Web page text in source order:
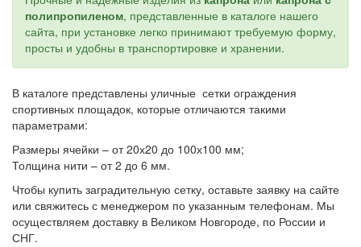
полипропиленом, представленные в каталоге нашего
сайта, при установке легко принимают требуемую форму,
просты и удобны в транспортировке и хранении.
В каталоге представлены уличные сетки ограждения
спортивных площадок, которые отличаются такими
параметрами:
Размеры ячейки – от 20х20 до 100х100 мм;
Толщина нити – от 2 до 6 мм.
Чтобы купить заградительную сетку, оставьте заявку на сайте
или свяжитесь с менеджером по указанным телефонам. Мы
осуществляем доставку в Великом Новгороде, по России и
СНГ.